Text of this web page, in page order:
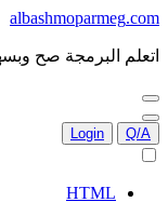
albash
صح وبسهولة وباللغة